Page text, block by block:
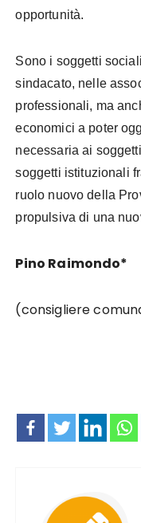
opportunità.
Sono i soggetti
sindacato, nelle
professionali, ma
economici a poter
necessaria ai
soggetti istituzionali
ruolo nuovo della
propulsiva di una
Pino Raimondo*
(consigliere